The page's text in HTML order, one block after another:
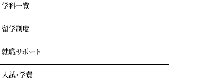
学園情報・教育理念
リアルな実習室
業界出身の自慢の講師陣
学科一覧
エアライン科
ホテル科
テーマパーク科
留学制度
GOTEMBA ENGLISH CAMP
就職サポート
就職内定実績一覧
入試・学費